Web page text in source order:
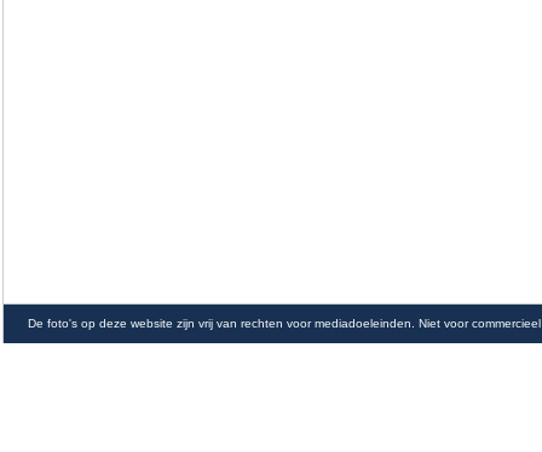
De foto's op deze website zijn vrij van rechten voor mediadoeleinden. Niet voor